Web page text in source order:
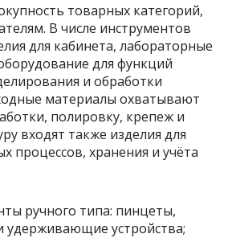
товарных категорий,
В числе инструментов
для кабинета, лабораторные
для функций
и обработки
материалы охватывают
полировку, крепеж и
входят также изделия для
процессов, хранения и учёта
ручного типа: пинцеты,
удерживающие устройства;